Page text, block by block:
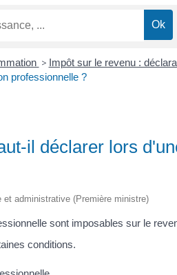
> Impôt sur le revenu :
professionnelle ?
il déclarer lors
administrative (Première ministre)
sont imposables sur le
conditions.